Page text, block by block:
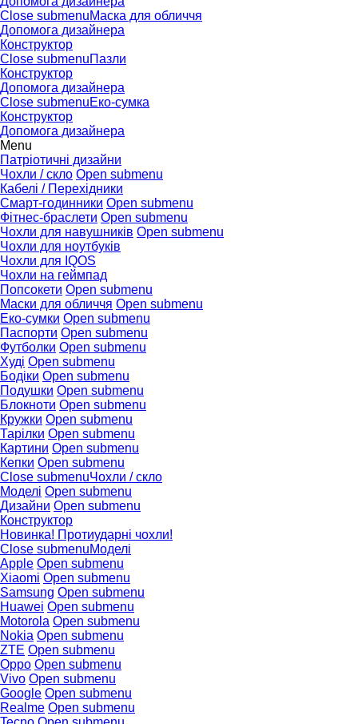
Close submenuМаска для обличчя
Допомога дизайнера
Конструктор
Close submenuПазли
Конструктор
Допомога дизайнера
Close submenuЕко-сумка
Конструктор
Допомога дизайнера
Menu
Патріотичні дизайни
Чохли / скло Open submenu
Кабелі / Перехідники
Смарт-годинники Open submenu
Фітнес-браслети Open submenu
Чохли для навушників Open submenu
Чохли для ноутбуків
Чохли для IQOS
Чохли на геймпад
Попсокети Open submenu
Маски для обличчя Open submenu
Еко-сумки Open submenu
Паспорти Open submenu
Футболки Open submenu
Худі Open submenu
Бодіки Open submenu
Подушки Open submenu
Блокноти Open submenu
Кружки Open submenu
Тарілки Open submenu
Картини Open submenu
Кепки Open submenu
Close submenuЧохли / скло
Моделі Open submenu
Дизайни Open submenu
Конструктор
Новинка! Протиударні чохли!
Close submenuМоделі
Apple Open submenu
Xiaomi Open submenu
Samsung Open submenu
Huawei Open submenu
Motorola Open submenu
Nokia Open submenu
ZTE Open submenu
Oppo Open submenu
Vivo Open submenu
Google Open submenu
Realme Open submenu